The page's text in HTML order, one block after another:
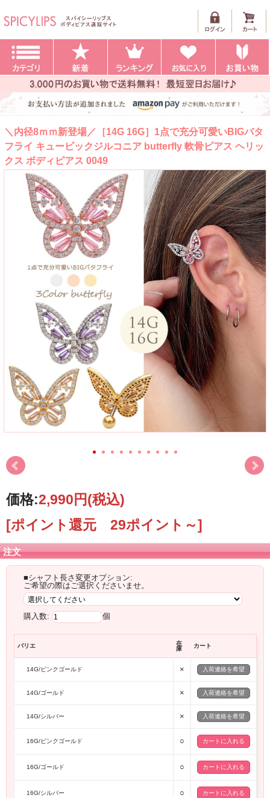
＼内径8ｍｍ新登場／［14G 16G］1点で充分可愛いBIGバタ
フライ キュービックジルコニア butterfly 軟骨ピアス ヘリッ
クス ボディピアス 0049
価格:2,990円(税込)
[ポイント還元 29ポイント～]
注文
■シャフト長さ変更オプション:
ご希望の際はご選択くださいませ。
購入数: 個
バリエ
在
庫
カート
14G/ピンクゴールド × 入荷連絡を希望
14G/ゴールド × 入荷連絡を希望
14G/シルバー × 入荷連絡を希望
16G/ピンクゴールド ○
16G/ゴールド ○
16G/シルバー ○